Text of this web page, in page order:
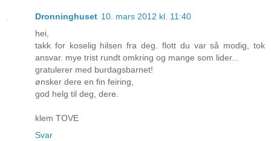
Dronninghuset 10. mars 2012 kl. 11:40
hei,
takk for koselig hilsen fra deg. flott du var så modig, tok
ansvar. mye trist rundt omkring og mange som lider...
gratulerer med burdagsbarnet!
ønsker dere en fin feiring,
god helg til deg, dere.
klem TOVE
Svar